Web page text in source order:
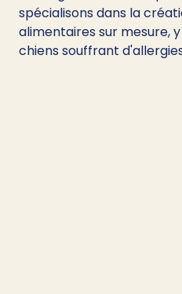
spécialisons dans la
alimentaires sur mesure,
chiens souffrant